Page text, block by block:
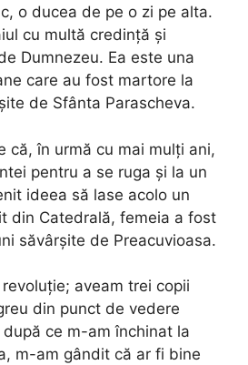
o ducea de pe o zi pe alta.
cu multă credinţă şi
Dumnezeu. Ea este una
care au fost martore la
de Sfânta Parascheva.
că, în urmă cu mai mulți ani,
pentru a se ruga și la un
ideea să lase acolo un
din Catedrală, femeia a fost
săvârşite de Preacuvioasa.
aveam trei copii
din punct de vedere
ce m-am închinat la
m-am gândit că ar fi bine